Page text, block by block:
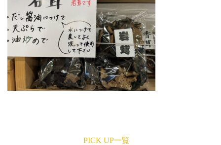
PICK UP一覧